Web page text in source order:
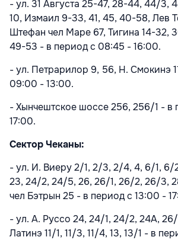
- ул. 31 Августа 25-47, 28-44, 44/3,
10, Измаил 9-33, 41, 45, 40-58, Лев
Штефан чел Маре 67, Тигина 14-32,
49-53 - в период с 08:45 - 16:00.
- ул. Петрарилор 9, 56, Н. Смокинэ
09:00 - 13:00.
- Хынчештское шоссе 256, 256/1 - в
17:00.
Сектор Чеканы:
- ул. И. Виеру 2/1, 2/3, 2/4, 4, 6/1, 6/
23, 24/2, 24/5, 26, 26/1, 26/2, 26/3,
чел Бэтрын 25 - в период с 13:00 -
- ул. А. Руссо 24, 24/1, 24/2, 24A,
Латинэ 11/1, 11/3, 11/4, 13, 13/1 - в